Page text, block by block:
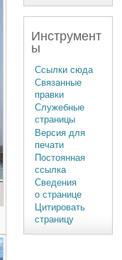
Инструмент
ы
Ссылки сюда
Связанные
правки
Служебные
страницы
Версия для
печати
Постоянная
ссылка
Сведения
о странице
Цитировать
страницу